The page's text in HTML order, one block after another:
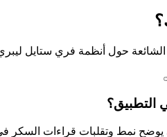
الشائعة حول أنظمة فري ستايل
التطبيق؟